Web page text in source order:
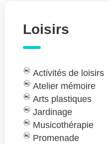
Loisirs
Activités de loisirs
Atelier mémoire
Arts plastiques
Jardinage
Musicothérapie
Promenade